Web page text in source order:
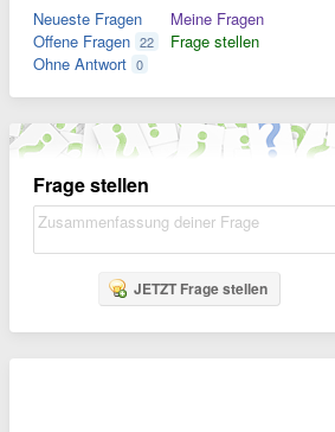
Neueste Fragen
Offene Fragen 22
Ohne Antwort 0
Meine Fragen
Frage stellen
Frage stellen
JETZT Frage stellen